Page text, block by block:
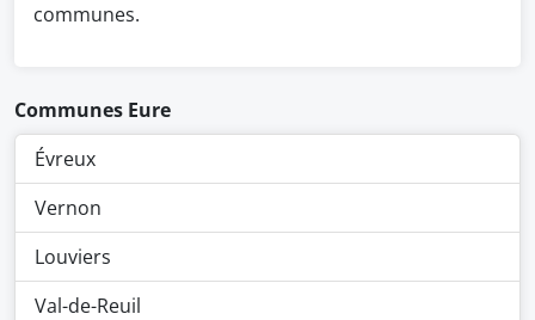
communes.
Communes Eure
Évreux
Vernon
Louviers
Val-de-Reuil